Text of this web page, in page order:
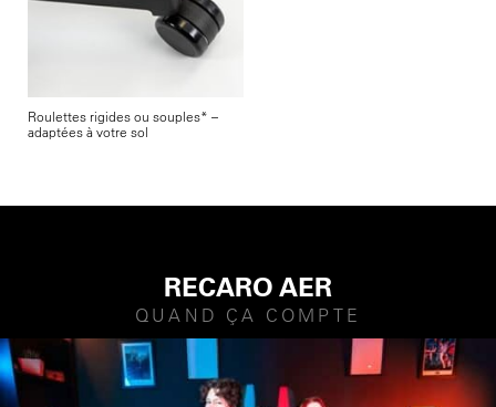
Roulettes rigides ou souples* –
adaptées à votre sol
RECARO AER
QUAND ÇA COMPTE